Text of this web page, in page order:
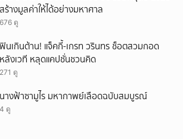
สร้างมูลค่าให้ได้อย่างมหาศาล
676 ดู
ฟินเกินต้าน! แจ็คกี้-เกรท วรินทร ช็อตสวมกอด
หลังเวที หลุดแคปชั่นชวนคิด
271 ดู
นางฟ้าซามูไร มหากาพย์เลือดฉบับสมบูรณ์
4 ดู